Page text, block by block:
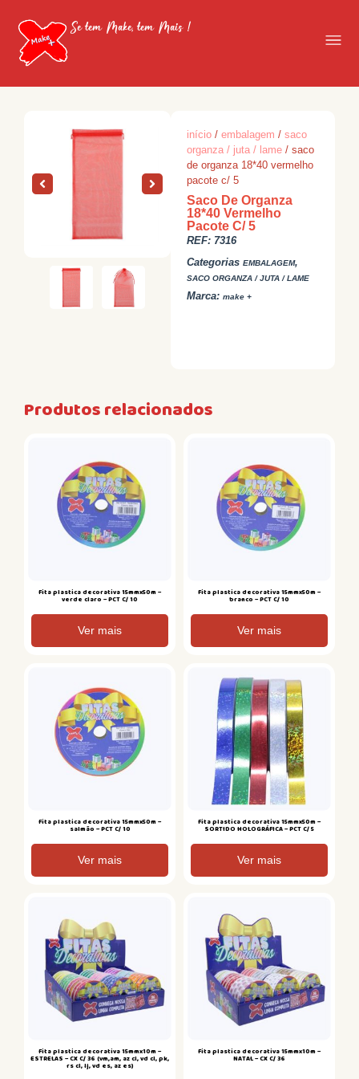
Se tem Make, tem Mais !
início /embalagem /saco
organza / juta / lame / saco
de organza 18*40 vermelho
pacote c/ 5
Saco De Organza
18*40 Vermelho
Pacote C/ 5
REF: 7316
Categorias EMBALAGEM,
SACO ORGANZA / JUTA / LAME
Marca:make +
Produtos relacionados
Fita plastica decorativa 15mmx50m –
verde claro – PCT C/ 10
Ver mais
Fita plastica decorativa 15mmx50m –
branco – PCT C/ 10
Ver mais
Fita plastica decorativa 15mmx50m –
salmão – PCT C/ 10
Ver mais
Fita plastica decorativa 15mmx50m –
SORTIDO HOLOGRÁFICA – PCT C/ 5
Ver mais
Fita plastica decorativa 15mmx10m –
ESTRELAS – CX C/ 36 (vm,am, az cl, vd cl, pk,
rs cl, lj, vd es, az es)
Fita plastica decorativa 15mmx10m –
NATAL – CX C/ 36